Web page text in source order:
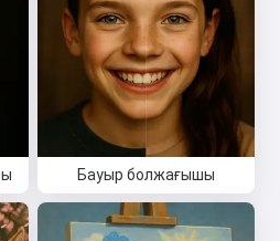
Бауыр болжағышы
бастау арқылы сіз мынаны
көрсету шарттары ,Құпиялылық
Қайтару саясаты